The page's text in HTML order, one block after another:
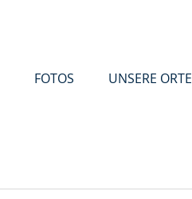
FOTOS UNSERE ORTE